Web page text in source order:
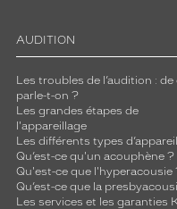
AUDITION
Les troubles de l’audition : de
parle-t-on ?
Les grandes étapes de
l'appareillage
Les différents types
Qu’est-ce qu'un acouphène ?
Qu'est-ce que l'hyperacousie
Qu’est-ce que la
Les services et les garanties